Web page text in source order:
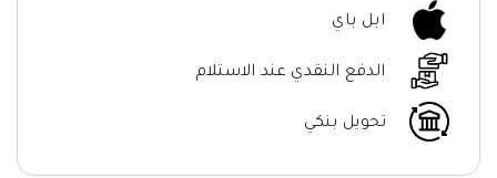
ابل باي
الدفع النقدي عند الاستلام
تحويل بنكي